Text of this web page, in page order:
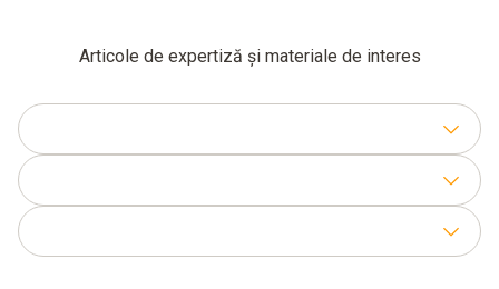
Articole de expertiză și materiale de interes